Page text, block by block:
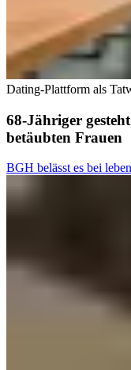
Dating-Plattform als
68-Jähriger
betäubten Frauen
BGH belässt es bei